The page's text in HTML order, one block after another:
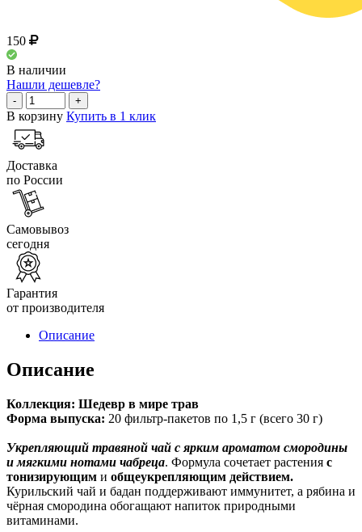
150
В наличии
Нашли дешевле?
- +
В корзину Купить в 1 клик
Доставка
по России
Самовывоз
сегодня
Гарантия
от производителя
Описание
Описание
Коллекция: Шедевр в мире трав
Форма выпуска: 20 фильтр-пакетов по 1,5 г (всего 30 г)
Укрепляющий травяной чай с ярким ароматом смородины
и мягкими нотами чабреца. Формула сочетает растения с
тонизирующим и общеукрепляющим действием.
Курильский чай и бадан поддерживают иммунитет, а рябина и
чёрная смородина обогащают напиток природными
витаминами.